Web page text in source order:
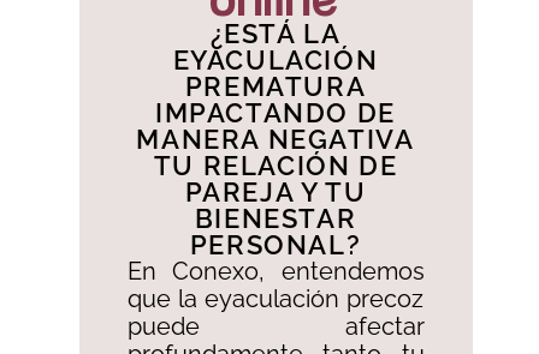
¿ESTÁ LA
EYACULACIÓN
PREMATURA
IMPACTANDO DE
MANERA NEGATIVA
TU RELACIÓN DE
PAREJA Y TU
BIENESTAR
PERSONAL?​
En Conexo, entendemos
que la eyaculación precoz
puede afectar